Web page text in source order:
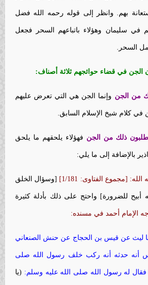
بهم. وانظر إلى قوله رحمه الله فضل
في سليمان وهؤلاء باتباعهم السحر فجعل
السحر.
الجن في قضاء حوائجهم ثلاثة أصناف:
من الجن وإنما الجن هي التي تعرض عليهم
في كلام شيخ الإسلام السابق.
ذلك من الجن فهؤلاء يلحقهم ما يلحق
بالإضافة إلى ما يلي:
[مجموع الفتاوى: 1/181] [وسؤال الخلق
للضرورة] واحتج على ذلك بأدلة كثيرة
الإمام أحمد في مسنده:
قيس بن الحجاج عن حنش الصنعاني
أنه حدثه أنه ركب خلف رسول الله صلى
فقال له رسول الله صلى الله عليه وسلم: (يا